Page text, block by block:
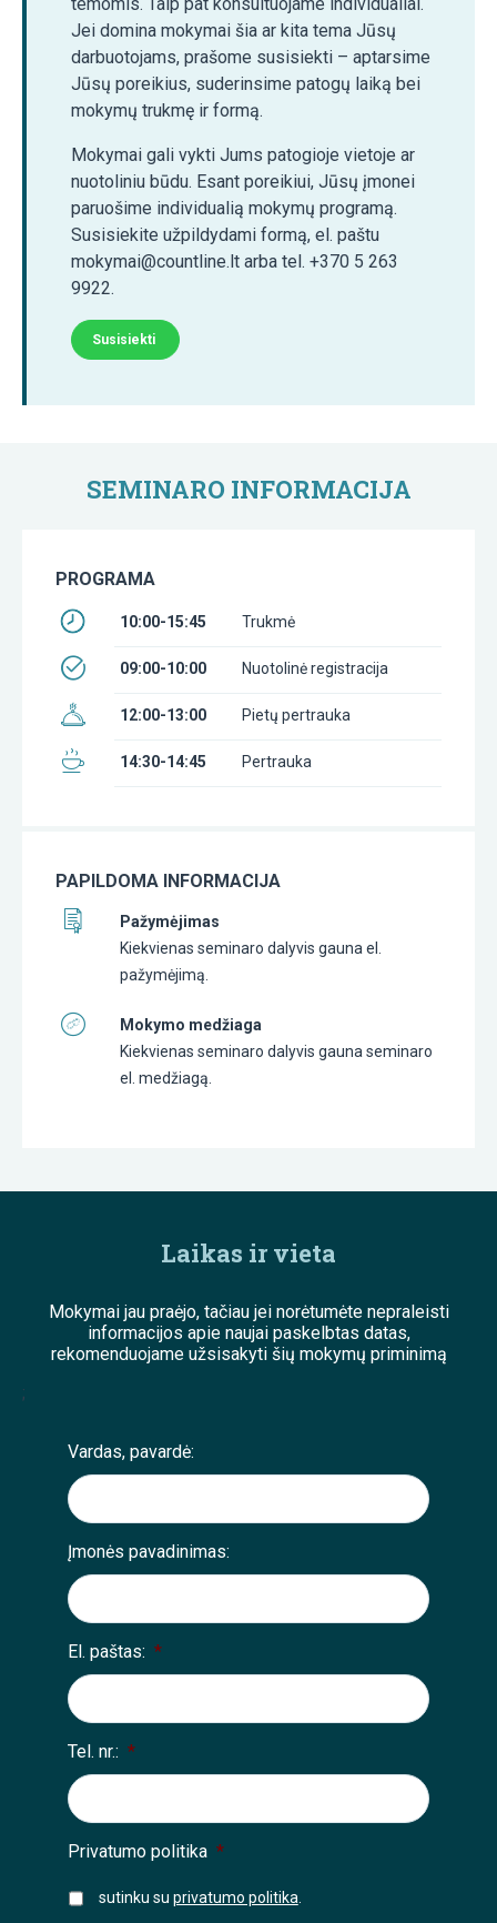
Jei domina mokymai šia ar kita tema Jūsų
darbuotojams, prašome susisiekti – aptarsime
Jūsų poreikius, suderinsime patogų laiką bei
mokymų trukmę ir formą.
Mokymai gali vykti Jums patogioje vietoje ar
nuotoliniu būdu. Esant poreikiui, Jūsų įmonei
paruošime individualią mokymų programą.
Susisiekite užpildydami formą, el. paštu
mokymai@countline.lt arba tel. +370 5 263
9922.
Susisiekti
SEMINARO INFORMACIJA
PROGRAMA
10:00-15:45 Trukmė
09:00-10:00 Nuotolinė registracija
12:00-13:00 Pietų pertrauka
14:30-14:45 Pertrauka
PAPILDOMA INFORMACIJA
Pažymėjimas
Kiekvienas seminaro dalyvis gauna el.
pažymėjimą.
Mokymo medžiaga
Kiekvienas seminaro dalyvis gauna seminaro
el. medžiagą.
Laikas ir vieta
Mokymai jau praėjo, tačiau jei norėtumėte nepraleisti
informacijos apie naujai paskelbtas datas,
rekomenduojame užsisakyti šių mokymų priminimą
;
Vardas, pavardė:
Įmonės pavadinimas:
El. paštas: *
Tel. nr.: *
Privatumo politika *
sutinku su privatumo politika